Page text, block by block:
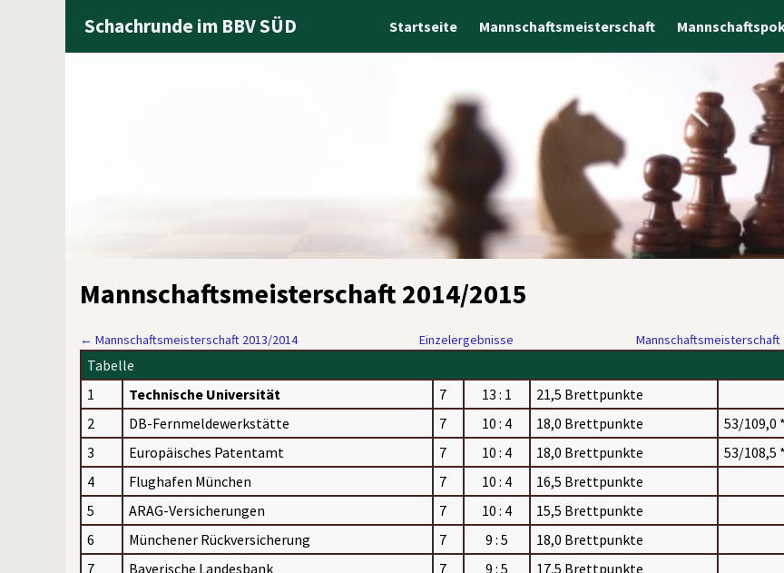
Schachrunde im BBV SÜD Startseite Mannschaftsmeisterschaft
Mannschaftsmeisterschaft 2014/2015
← Mannschaftsmeisterschaft 2013/2014 Mannschaftsmeisterschaft
Einzelergebnisse
Tabelle
1
Technische Universität 7 13 : 1
21,5 Brettpunkte
2
DB-Fernmeldewerkstätte 7 10 : 4 18,0 Brettpunkte
53/109,0
3
Europäisches Patentamt 7 10 : 4 18,0 Brettpunkte
53/108,5
4
Flughafen München 7 10 : 4
16,5 Brettpunkte
5
ARAG-Versicherungen 7 10 : 4
15,5 Brettpunkte
6
Münchener Rückversicherung 7 9 : 5
18,0 Brettpunkte
7
Bayerische Landesbank 7 9 : 5
17,5 Brettpunkte